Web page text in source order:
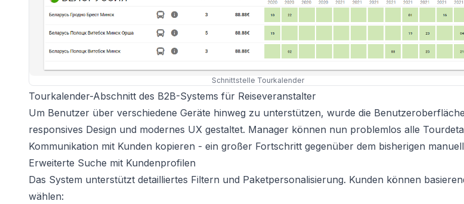
Schnittstelle Tourkalender
Tourkalender-Abschnitt des B2B-Systems für Reiseveranstalter
Um Benutzer über verschiedene Geräte hinweg zu unterstützen, wurde die
responsives Design und modernes UX gestaltet. Manager können nun problemlos alle
Kommunikation mit Kunden kopieren - ein großer Fortschritt gegenüber dem bisherigen
Erweiterte Suche mit Kundenprofilen
Das System unterstützt detailliertes Filtern und Paketpersonalisierung. Kunden können
wählen: